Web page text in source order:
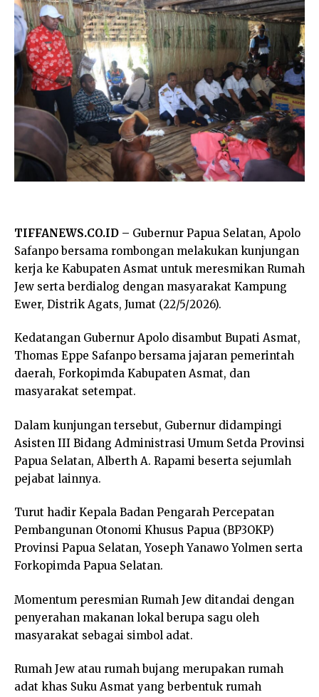
TIFFANEWS.CO.ID – Gubernur Papua Selatan, Apolo
Safanpo bersama rombongan melakukan kunjungan
kerja ke Kabupaten Asmat untuk meresmikan Rumah
Jew serta berdialog dengan masyarakat Kampung
Ewer, Distrik Agats, Jumat (22/5/2026).
Kedatangan Gubernur Apolo disambut Bupati Asmat,
Thomas Eppe Safanpo bersama jajaran pemerintah
daerah, Forkopimda Kabupaten Asmat, dan
masyarakat setempat.
Dalam kunjungan tersebut, Gubernur didampingi
Asisten III Bidang Administrasi Umum Setda Provinsi
Papua Selatan, Alberth A. Rapami beserta sejumlah
pejabat lainnya.
Turut hadir Kepala Badan Pengarah Percepatan
Pembangunan Otonomi Khusus Papua (BP3OKP)
Provinsi Papua Selatan, Yoseph Yanawo Yolmen serta
Forkopimda Papua Selatan.
Momentum peresmian Rumah Jew ditandai dengan
penyerahan makanan lokal berupa sagu oleh
masyarakat sebagai simbol adat.
Rumah Jew atau rumah bujang merupakan rumah
adat khas Suku Asmat yang berbentuk rumah